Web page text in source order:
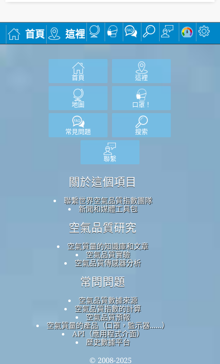
首頁 這裡
首頁 這裡
地圖 口罩！
常見問題 搜索
聯繫
關於這個項目
聯繫世界空氣品質指數團隊
新聞和媒體工具包
空氣品質研究
空氣質量的知識庫和文章
空氣品質實驗
空氣品質傳感器分析
常問問題
空氣品質數據來源
空氣品質指數的計算
空氣品質預報
空氣質量的產品（口罩，監示器......）
API（應用程式介面）
歷史數據平台
© 2008-2025